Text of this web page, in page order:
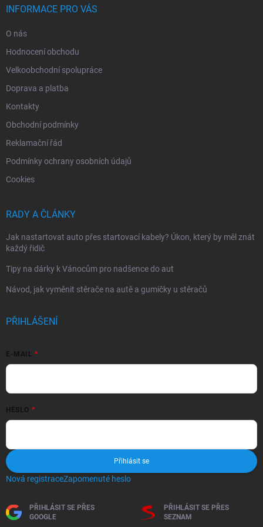
INFORMACE PRO VÁS
O nás
Hodnocení obchodu
Velkoobchodní spolupráce
Doprava a platba
Kontakty
Obchodní podmínky
Reklamační řád
Podmínky ochrany osobních údajů
Cookies
RADY A ČLÁNKY
Jak nastartovat auto přes startovací kabely? Úkon, který by měl znát
každý řidič
Tipy na dárky k Vánocům pro nadšence do aut
Návod, jak vyměnit stěrače na autě a gumičky u stěračů
PŘIHLÁŠENÍ
E-MAIL
HESLO
Přihlásit se
Nová registraceZapomenuté heslo
PŘIHLÁSIT SE PŘES
GOOGLE
PŘIHLÁSIT SE PŘES
SEZNAM